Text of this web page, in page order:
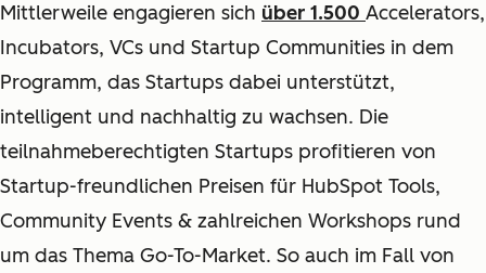
Mittlerweile engagieren sich über 1.500 Accelerators,
Incubators, VCs und Startup Communities in dem
Programm, das Startups dabei unterstützt,
intelligent und nachhaltig zu wachsen. Die
teilnahmeberechtigten Startups profitieren von
Startup-freundlichen Preisen für HubSpot Tools,
Community Events & zahlreichen Workshops rund
um das Thema Go-To-Market. So auch im Fall von